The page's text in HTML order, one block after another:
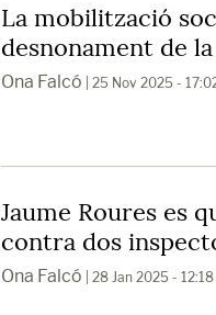
La mobilització
desnonament de
Ona Falcó | 25 Nov 2025 -
Jaume Roures es
contra dos
Ona Falcó | 28 Jan 2025 -